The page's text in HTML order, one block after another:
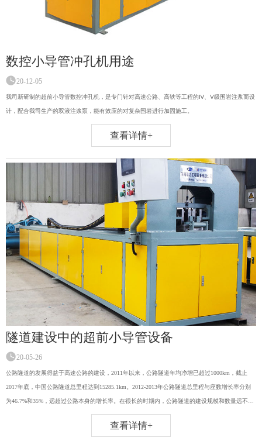
数控小导管冲孔机用途
20-12-05
我司新研制的超前小导管数控冲孔机，是专门针对高速公路、高铁等工程的Ⅳ、Ⅴ级围岩注浆而设
计，配合我司生产的双液注浆泵，能有效应的对复杂围岩进行加固施工。
查看详情+
隧道建设中的超前小导管设备
20-05-26
公路隧道的发展得益于高速公路的建设，2011年以来，公路隧道年均净增已超过1000km，截止
2017年底，中国公路隧道总里程达到15285.1km。2012-2013年公路隧道总里程与座数增长率分别
为46.7%和35%，远超过公路本身的增长率。在很长的时期内，公路隧道的建设规模和数量远不及
铁路隧道。进入21世纪后，公、铁隧道建设速度稳步增长，于2008年左右进入快速增长期。
查看详情+